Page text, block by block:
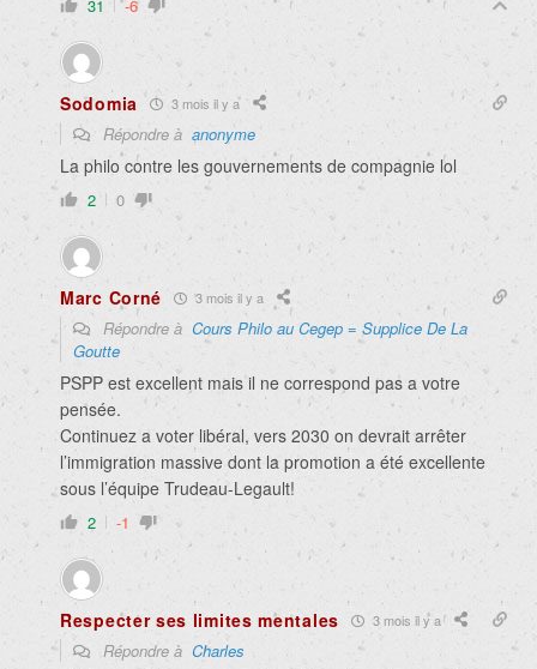
31 -6
Sodomia 3 mois il y a
Répondre à anonyme
La philo contre les gouvernements de compagnie lol
2 0
Marc Corné 3 mois il y a
Répondre à Cours Philo au Cegep = Supplice De La
Goutte
PSPP est excellent mais il ne correspond pas a votre
pensée.
Continuez a voter libéral, vers 2030 on devrait arrêter
l’immigration massive dont la promotion a été excellente
sous l’équipe Trudeau-Legault!
2 -1
Respecter ses limites mentales 3 mois il y a
Répondre à Charles